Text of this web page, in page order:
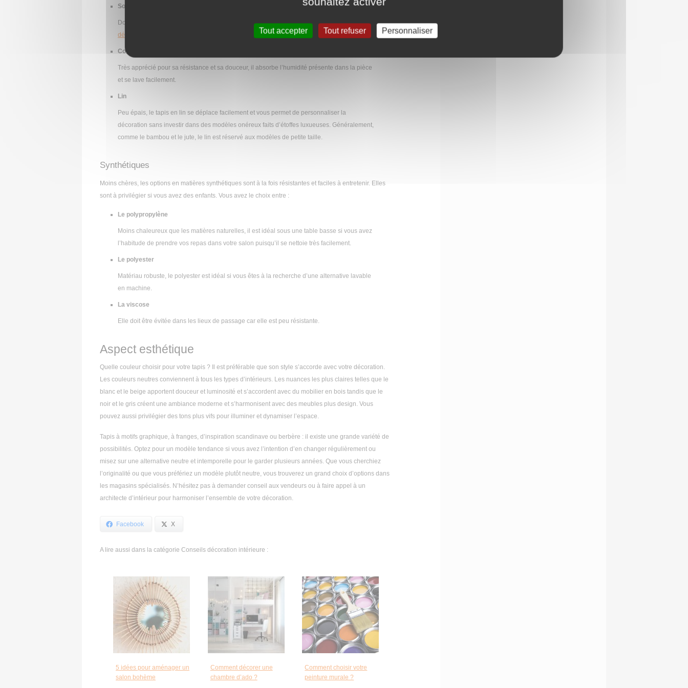
Tout accepter Tout refuser Personnaliser
Soie
Douce, souple, brillante et infroissable, elle s’accorde bien avec les intérieurs modernes à la
décoration minimaliste
Coton
Très apprécié pour sa résistance et sa douceur, il absorbe l’humidité présente dans la pièce
et se lave facilement.
Lin
Peu épais, le tapis en lin se déplace facilement et vous permet de personnaliser la
décoration sans investir dans des modèles onéreux faits d’étoffes luxueuses. Généralement,
comme le bambou et le jute, le lin est réservé aux modèles de petite taille.
Synthétiques
Moins chères, les options en matières synthétiques sont à la fois résistantes et faciles à entretenir. Elles
sont à privilégier si vous avez des enfants. Vous avez le choix entre :
Le polypropylène
Moins chaleureux que les matières naturelles, il est idéal sous une table basse si vous avez
l’habitude de prendre vos repas dans votre salon puisqu’il se nettoie très facilement.
Le polyester
Matériau robuste, le polyester est idéal si vous êtes à la recherche d’une alternative lavable
en machine.
La viscose
Elle doit être évitée dans les lieux de passage car elle est peu résistante.
Aspect esthétique
Quelle couleur choisir pour votre tapis ? Il est préférable que son style s’accorde avec votre décoration.
Les couleurs neutres conviennent à tous les types d’intérieurs. Les nuances les plus claires telles que le
blanc et le beige apportent douceur et luminosité et s’accordent avec du mobilier en bois tandis que le
noir et le gris créent une ambiance moderne et s’harmonisent avec des meubles plus design. Vous
pouvez aussi privilégier des tons plus vifs pour illuminer et dynamiser l’espace.
Tapis à motifs graphique, à franges, d’inspiration scandinave ou berbère : il existe une grande variété de
possibilités. Optez pour un modèle tendance si vous avez l’intention d’en changer régulièrement ou
misez sur une alternative neutre et intemporelle pour le garder plusieurs années. Que vous cherchiez
l’originalité ou que vous préfériez un modèle plutôt neutre, vous trouverez un grand choix d’options dans
les magasins spécialisés. N’hésitez pas à demander conseil aux vendeurs ou à faire appel à un
architecte d’intérieur pour harmoniser l’ensemble de votre décoration.
Facebook X
A lire aussi dans la catégorie Conseils décoration intérieure :
5 idées pour aménager un
salon bohème
Comment décorer une
chambre d’ado ?
Comment choisir votre
peinture murale ?